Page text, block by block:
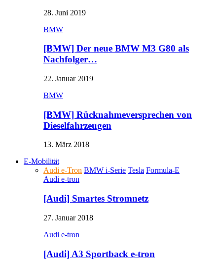
28. Juni 2019
BMW
[BMW] Der neue BMW M3 G80 als
Nachfolger…
22. Januar 2019
BMW
[BMW] Rücknahmeversprechen von
Dieselfahrzeugen
13. März 2018
E-Mobilität
Audi e-Tron BMW i-Serie Tesla Formula-E
Audi e-tron
[Audi] Smartes Stromnetz
27. Januar 2018
Audi e-tron
[Audi] A3 Sportback e-tron